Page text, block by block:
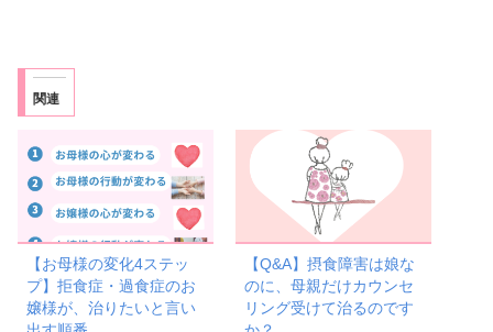
関連
【お母様の変化4ステッ
プ】拒食症・過食症のお
嬢様が、治りたいと言い
【Q&A】摂食障害は娘な
のに、母親だけカウンセ
リング受けて治るのです